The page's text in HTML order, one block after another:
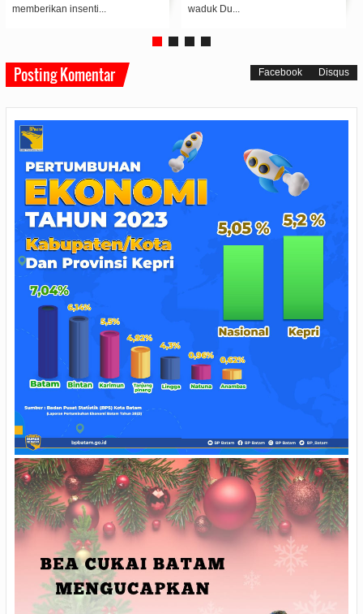
member...
kesehatan masya...
Posting Komentar Facebook Disqus